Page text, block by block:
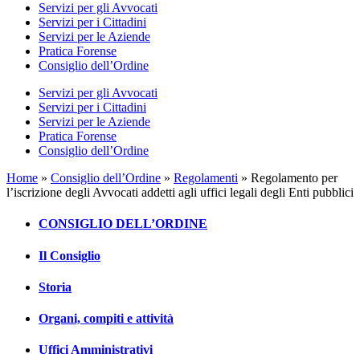
Servizi per gli Avvocati
Servizi per i Cittadini
Servizi per le Aziende
Pratica Forense
Consiglio dell’Ordine
Servizi per gli Avvocati
Servizi per i Cittadini
Servizi per le Aziende
Pratica Forense
Consiglio dell’Ordine
Home » Consiglio dell’Ordine » Regolamenti » Regolamento per
l’iscrizione degli Avvocati addetti agli uffici legali degli Enti pubblici
CONSIGLIO DELL’ORDINE
Il Consiglio
Storia
Organi, compiti e attività
Uffici Amministrativi